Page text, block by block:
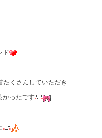
ド
くさんしていただき.
かったです